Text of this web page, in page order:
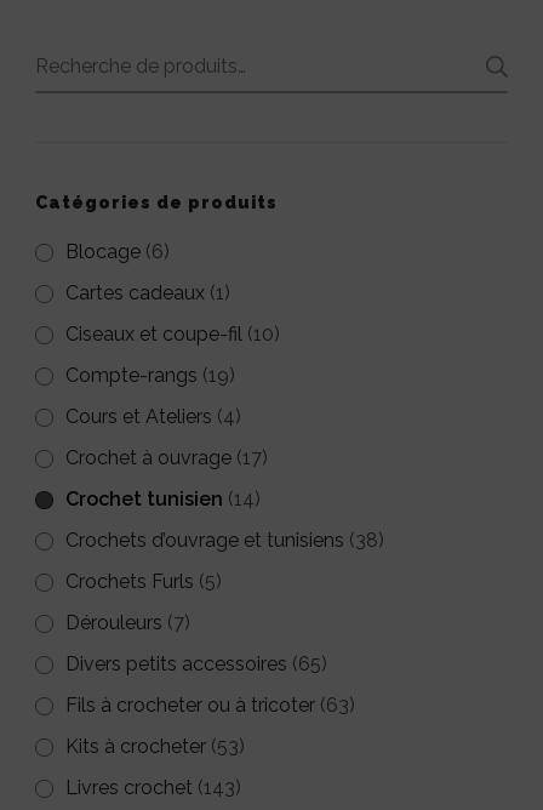
variations.
être
choisies
sur
la
page
du
produit
Recherche
Catégories de produits
Blocage (6)
Cartes cadeaux (1)
Ciseaux et coupe-fil (10)
Compte-rangs (19)
Cours et Ateliers (4)
Crochet à ouvrage (17)
Crochet tunisien (14)
Crochets d’ouvrage et tunisiens (38)
Crochets Furls (5)
Dérouleurs (7)
Divers petits accessoires (65)
Fils à crocheter ou à tricoter (63)
Kits à crocheter (53)
Livres crochet (143)